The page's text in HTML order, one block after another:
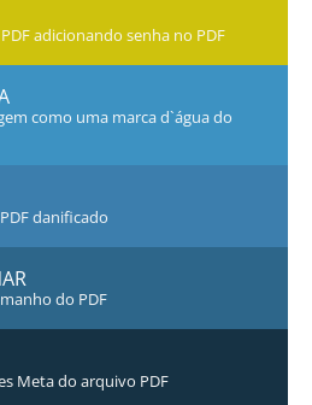
adicionando senha no PDF
como uma marca d`água do
danificado
do PDF
Meta do arquivo PDF